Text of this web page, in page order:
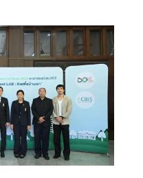
ด้วยการนำทัพรวมดารา
ฟุตบอลนัดพิเศษกับ สโมสร
วนจังหวัดชัยนาท และ
ยนาท เพื่อสร้างแรง
ระแสฟุตบอลท้องถิ่นให้กลับ